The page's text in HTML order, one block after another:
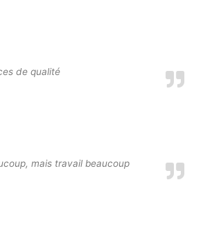
de qualité
mais travail beaucoup